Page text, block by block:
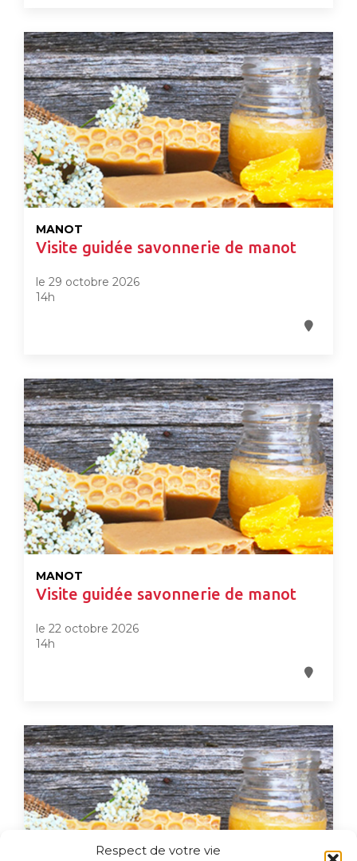
Respect de votre vie
MANOT
Visite guidée savonnerie de manot
le 29 octobre 2026
14h
MANOT
Visite guidée savonnerie de manot
le 22 octobre 2026
14h